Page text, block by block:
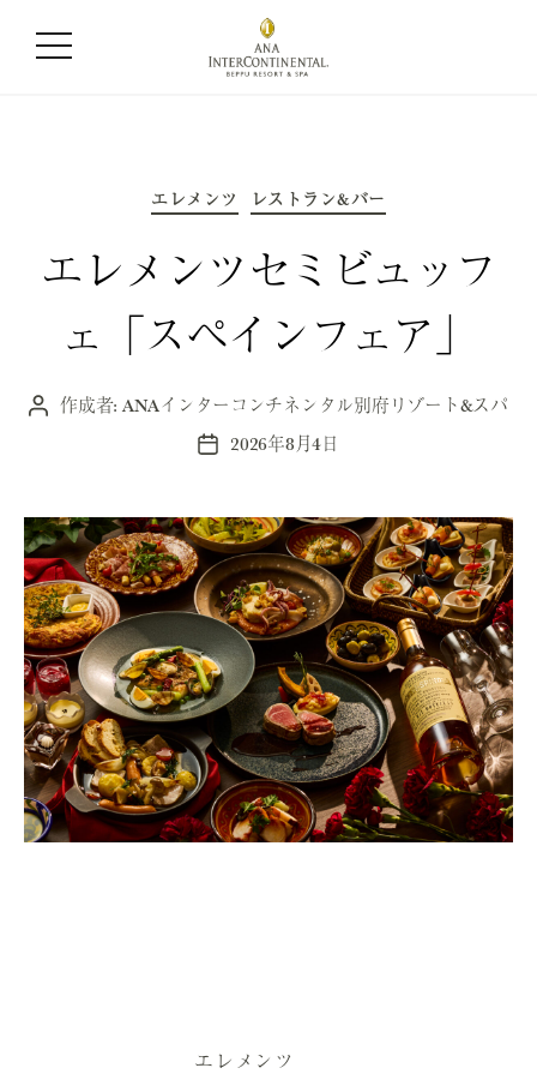
カテゴリー:レストラン&バー
テ
ゴ
ー
エレメンツ レストラン&バー
エレメンツセミビュッフ
ェ「スペインフェア」
投 作成者: ANAインターコンチネンタル別府リゾート&スパ
投 2026年8月4日
エレメンツ